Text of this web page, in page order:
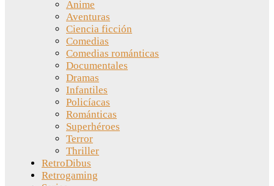
Anime
Aventuras
Ciencia ficción
Comedias
Comedias románticas
Documentales
Dramas
Infantiles
Policíacas
Románticas
Superhéroes
Terror
Thriller
RetroDibus
Retrogaming